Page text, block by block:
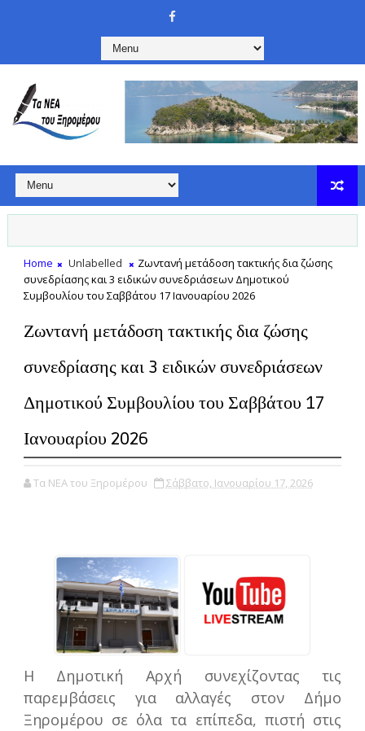
Home Unlabelled
Ζωντανή μετάδοση τακτικής δια ζώσης
συνεδρίασης και 3 ειδικών συνεδριάσεων Δημοτικού
Συμβουλίου του Σαββάτου 17 Ιανουαρίου 2026
Ζωντανή μετάδοση τακτικής δια ζώσης
συνεδρίασης και 3 ειδικών συνεδριάσεων
Δημοτικού Συμβουλίου του Σαββάτου 17
Ιανουαρίου 2026
Τα ΝΕΑ του Ξηρομέρου Σάββατο, Ιανουαρίου 17, 2026
Η Δημοτική Αρχή συνεχίζοντας τις
παρεμβάσεις για αλλαγές στον Δήμο
Ξηρομέρου σε όλα τα επίπεδα, πιστή στις